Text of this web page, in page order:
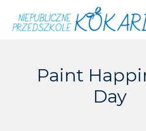
content
Paint
Day